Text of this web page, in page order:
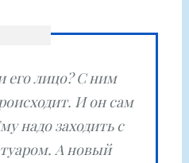
его лицо? С ним
И он сам
надо заходить с
А новый